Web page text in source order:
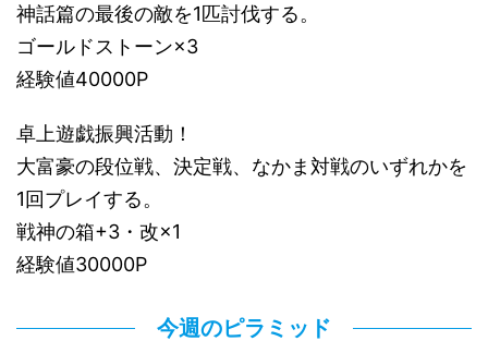
神話篇の最後の敵を1匹討伐する。
ゴールドストーン×3
経験値40000P
卓上遊戯振興活動！
大富豪の段位戦、決定戦、なかま対戦のいずれかを
1回プレイする。
戦神の箱+3・改×1
経験値30000P
今週のピラミッド